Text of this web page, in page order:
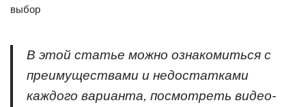
выбор
В этой статье можно ознакомиться с
преимуществами и недостатками
каждого варианта, посмотреть видео-